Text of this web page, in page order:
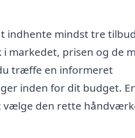
indhente mindst tre
markedet, prisen og de
træffe en informeret
inden for dit budget.
den rette